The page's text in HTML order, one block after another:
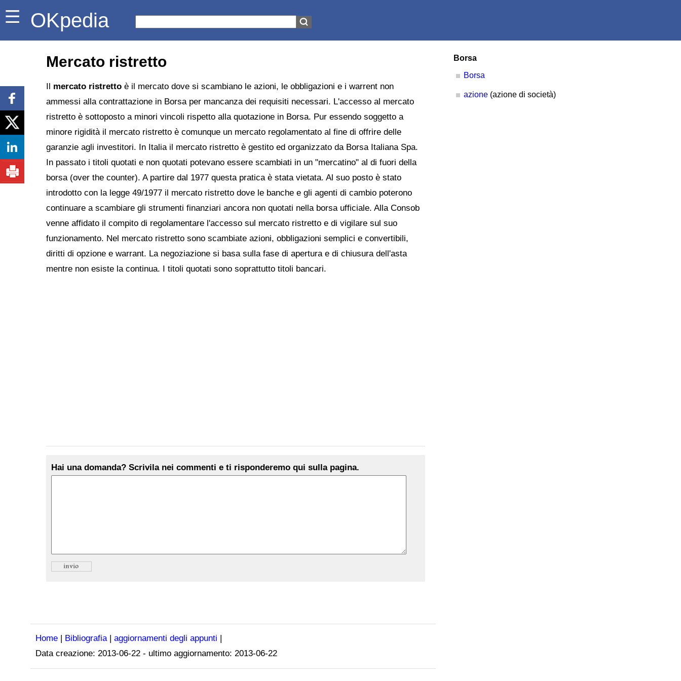
OKpedia
Mercato ristretto
Il mercato ristretto è il mercato dove si scambiano le azioni, le obbligazioni e i warrent non
ammessi alla contrattazione in Borsa per mancanza dei requisiti necessari. L'accesso al mercato
ristretto è sottoposto a minori vincoli rispetto alla quotazione in Borsa. Pur essendo soggetto a
minore rigidità il mercato ristretto è comunque un mercato regolamentato al fine di offrire delle
garanzie agli investitori. In Italia il mercato ristretto è gestito ed organizzato da Borsa Italiana Spa.
In passato i titoli quotati e non quotati potevano essere scambiati in un "mercatino" al di fuori della
borsa (over the counter). A partire dal 1977 questa pratica è stata vietata. Al suo posto è stato
introdotto con la legge 49/1977 il mercato ristretto dove le banche e gli agenti di cambio poterono
continuare a scambiare gli strumenti finanziari ancora non quotati nella borsa ufficiale. Alla Consob
venne affidato il compito di regolamentare l'accesso sul mercato ristretto e di vigilare sul suo
funzionamento. Nel mercato ristretto sono scambiate azioni, obbligazioni semplici e convertibili,
diritti di opzione e warrant. La negoziazione si basa sulla fase di apertura e di chiusura dell'asta
mentre non esiste la continua. I titoli quotati sono soprattutto titoli bancari.
Hai una domanda? Scrivila nei commenti e ti risponderemo qui sulla pagina.
Home | Bibliografia| aggiornamenti degli appunti |
Data creazione: 2013-06-22 - ultimo aggiornamento: 2013-06-22
Borsa
Borsa
azione (azione di società)